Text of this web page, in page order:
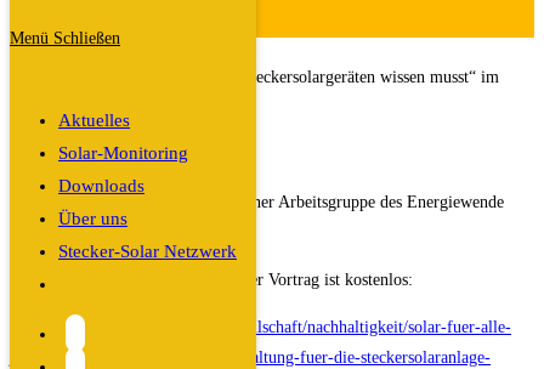
Menü Schließen
Aktuelles
Solar-Monitoring
Downloads
Über uns
Stecker-Solar Netzwerk
Suche
umschalten
„Solar für alle – Alles was Du zu Steckersolargeräten wissen musst“ im
Dozent: Pascal Sommer
Ein Vortrag von Stecker-SolÆR, einer Arbeitsgruppe des Energiewende
ER(H)langen e.V.
Eine Anmeldung ist erforderlich, der Vortrag ist kostenlos:
https://www.vhs-erlangen.de/p/gesellschaft/nachhaltigkeit/solar-fuer-alle-
jetzt-erst-recht-informationsveranstaltung-fuer-die-steckersolaranlage-